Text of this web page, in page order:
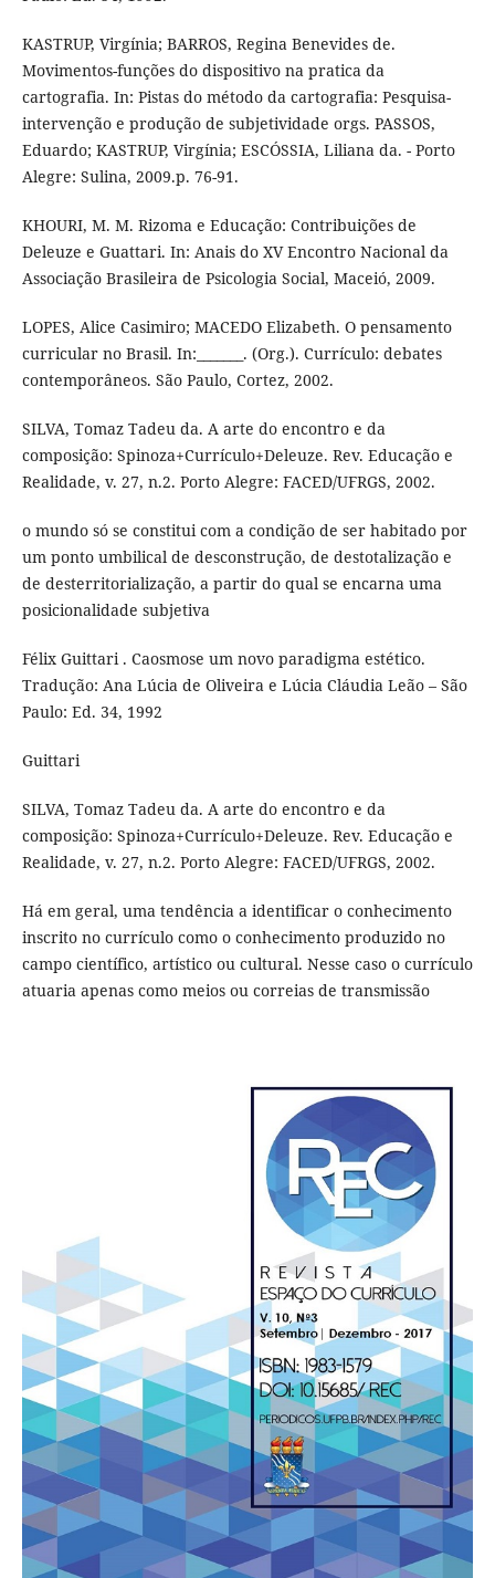
KASTRUP, Virgínia; BARROS, Regina Benevides de.
Movimentos-funções do dispositivo na pratica da
cartografia. In: Pistas do método da cartografia: Pesquisa-
intervenção e produção de subjetividade orgs. PASSOS,
Eduardo; KASTRUP, Virgínia; ESCÓSSIA, Liliana da. - Porto
Alegre: Sulina, 2009.p. 76-91.
KHOURI, M. M. Rizoma e Educação: Contribuições de
Deleuze e Guattari. In: Anais do XV Encontro Nacional da
Associação Brasileira de Psicologia Social, Maceió, 2009.
LOPES, Alice Casimiro; MACEDO Elizabeth. O pensamento
curricular no Brasil. In:_______. (Org.). Currículo: debates
contemporâneos. São Paulo, Cortez, 2002.
SILVA, Tomaz Tadeu da. A arte do encontro e da
composição: Spinoza+Currículo+Deleuze. Rev. Educação e
Realidade, v. 27, n.2. Porto Alegre: FACED/UFRGS, 2002.
o mundo só se constitui com a condição de ser habitado por
um ponto umbilical de desconstrução, de destotalização e
de desterritorialização, a partir do qual se encarna uma
posicionalidade subjetiva
Félix Guittari . Caosmose um novo paradigma estético.
Tradução: Ana Lúcia de Oliveira e Lúcia Cláudia Leão – São
Paulo: Ed. 34, 1992
Guittari
SILVA, Tomaz Tadeu da. A arte do encontro e da
composição: Spinoza+Currículo+Deleuze. Rev. Educação e
Realidade, v. 27, n.2. Porto Alegre: FACED/UFRGS, 2002.
Há em geral, uma tendência a identificar o conhecimento
inscrito no currículo como o conhecimento produzido no
campo científico, artístico ou cultural. Nesse caso o currículo
atuaria apenas como meios ou correias de transmissão